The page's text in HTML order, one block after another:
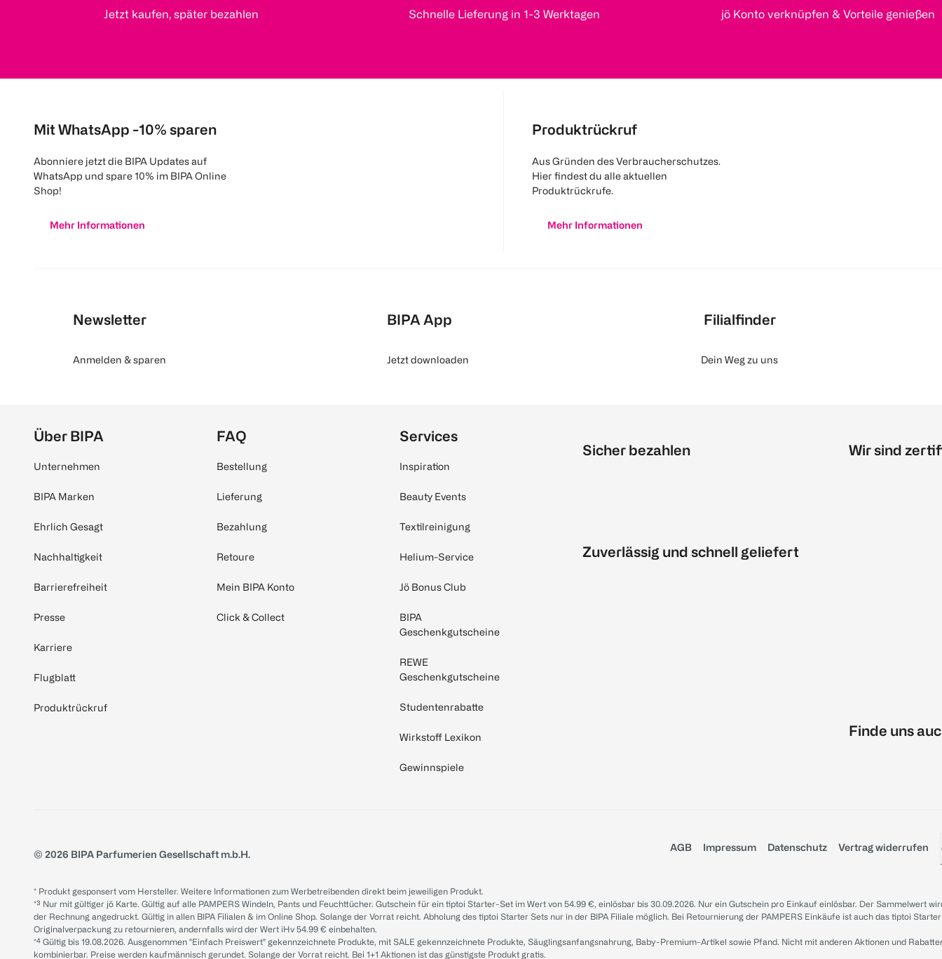
Jetzt kaufen, später bezahlen Schnelle Lieferung in 1-3 Werktagen jö Konto verknüpfen & Vorteile genießen
Mit WhatsApp -10% sparen
Abonniere jetzt die BIPA Updates auf
WhatsApp und spare 10% im BIPA Online
Shop!
Mehr Informationen
Produktrückruf
Aus Gründen des Verbraucherschutzes.
Hier findest du alle aktuellen
Produktrückrufe.
Mehr Informationen
Newsletter
Anmelden & sparen
BIPA App
Jetzt downloaden
Filialfinder
Dein Weg zu uns
Über BIPA
Unternehmen
BIPA Marken
Ehrlich Gesagt
Nachhaltigkeit
Barrierefreiheit
Presse
Karriere
Flugblatt
Produktrückruf
FAQ
Bestellung
Lieferung
Bezahlung
Retoure
Mein BIPA Konto
Click & Collect
Services
Inspiration
Beauty Events
Textilreinigung
Helium-Service
Jö Bonus Club
BIPA
Geschenkgutscheine
REWE
Geschenkgutscheine
Studentenrabatte
Wirkstoff Lexikon
Gewinnspiele
Sicher bezahlen
Zuverlässig und schnell geliefert
Wir sind
Finde uns
© 2026 BIPA Parfumerien Gesellschaft m.b.H.
AGB Impressum Datenschutz Vertrag widerrufen
* Produkt gesponsert vom Hersteller. Weitere Informationen zum Werbetreibenden direkt beim jeweiligen Produkt.
*³ Nur mit gültiger jö Karte. Gültig auf alle PAMPERS Windeln, Pants und Feuchttücher. Gutschein für ein tiptoi Starter-Set im Wert von 54.99 €, einlösbar bis 30.09.2026. Nur ein Gutschein pro Einkauf einlösbar. Der Sammelwert
der Rechnung angedruckt. Gültig in allen BIPA Filialen & im Online Shop. Solange der Vorrat reicht. Abholung des tiptoi Starter Sets nur in der BIPA Filiale möglich. Bei Retournierung der PAMPERS Einkäufe ist auch das tiptoi
Originalverpackung zu retournieren, andernfalls wird der Wert iHv 54.99 € einbehalten.
*⁴ Gültig bis 19.08.2026. Ausgenommen "Einfach Preiswert" gekennzeichnete Produkte, mit SALE gekennzeichnete Produkte, Säuglingsanfangsnahrung, Baby-Premium-Artikel sowie Pfand. Nicht mit anderen Aktionen und
kombinierbar. Preise werden kaufmännisch gerundet. Solange der Vorrat reicht. Bei 1+1 Aktionen ist das günstigste Produkt gratis.